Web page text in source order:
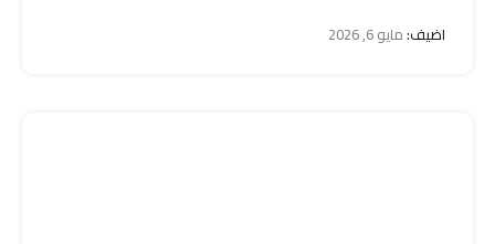
اضيف:مايو 6, 2026